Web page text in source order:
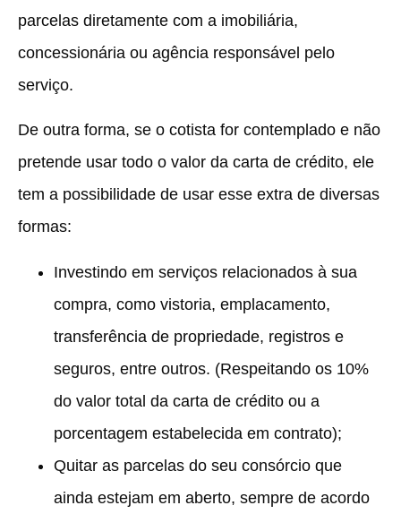
parcelas diretamente com a imobiliária,
concessionária ou agência responsável pelo
serviço.
De outra forma, se o cotista for contemplado e não
pretende usar todo o valor da carta de crédito, ele
tem a possibilidade de usar esse extra de diversas
formas:
Investindo em serviços relacionados à sua
compra, como vistoria, emplacamento,
transferência de propriedade, registros e
seguros, entre outros. (Respeitando os 10%
do valor total da carta de crédito ou a
porcentagem estabelecida em contrato);
Quitar as parcelas do seu consórcio que
ainda estejam em aberto, sempre de acordo